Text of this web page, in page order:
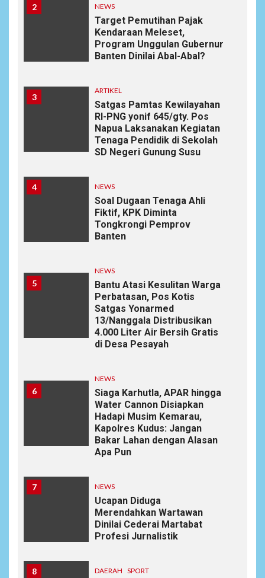
2 NEWS
Target Pemutihan Pajak
Kendaraan Meleset,
Program Unggulan Gubernur
Banten Dinilai Abal-Abal?
3
ARTIKEL
Satgas Pamtas Kewilayahan
RI-PNG yonif 645/gty. Pos
Napua Laksanakan Kegiatan
Tenaga Pendidik di Sekolah
SD Negeri Gunung Susu
4 NEWS
Soal Dugaan Tenaga Ahli
Fiktif, KPK Diminta
Tongkrongi Pemprov
Banten
5
NEWS
Bantu Atasi Kesulitan Warga
Perbatasan, Pos Kotis
Satgas Yonarmed
13/Nanggala Distribusikan
4.000 Liter Air Bersih Gratis
di Desa Pesayah
6
NEWS
Siaga Karhutla, APAR hingga
Water Cannon Disiapkan
Hadapi Musim Kemarau,
Kapolres Kudus: Jangan
Bakar Lahan dengan Alasan
Apa Pun
7 NEWS
Ucapan Diduga
Merendahkan Wartawan
Dinilai Cederai Martabat
Profesi Jurnalistik
8 DAERAH SPORT